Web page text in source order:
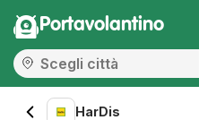
Portavolantino
HarDis